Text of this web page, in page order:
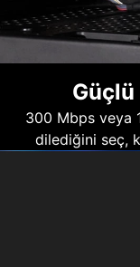
Güçlü
300 Mbps veya
dilediğini seç,